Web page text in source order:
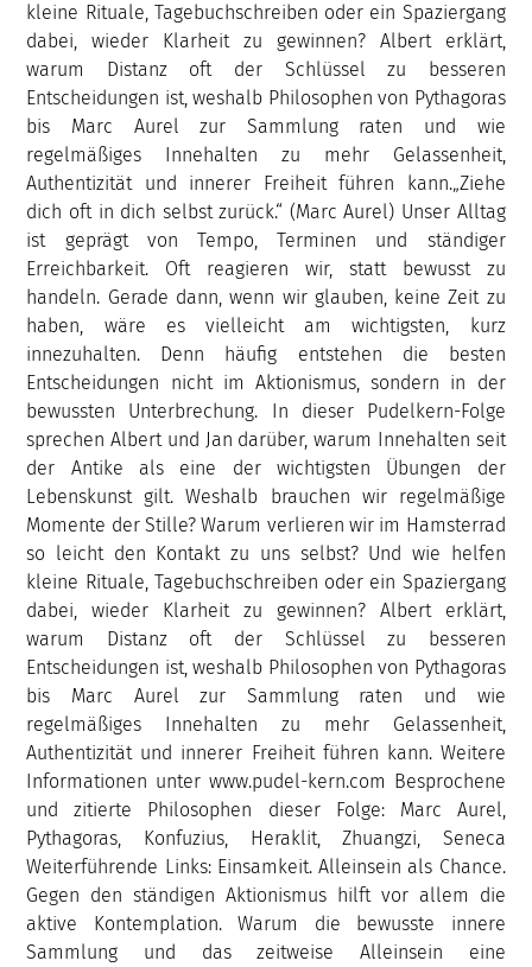
kleine Rituale, Tagebuchschreiben oder ein Spaziergang
dabei, wieder Klarheit zu gewinnen? Albert erklärt,
warum Distanz oft der Schlüssel zu besseren
Entscheidungen ist, weshalb Philosophen von Pythagoras
bis Marc Aurel zur Sammlung raten und wie
regelmäßiges Innehalten zu mehr Gelassenheit,
Authentizität und innerer Freiheit führen kann.„Ziehe
dich oft in dich selbst zurück.“ (Marc Aurel) Unser Alltag
ist geprägt von Tempo, Terminen und ständiger
Erreichbarkeit. Oft reagieren wir, statt bewusst zu
handeln. Gerade dann, wenn wir glauben, keine Zeit zu
haben, wäre es vielleicht am wichtigsten, kurz
innezuhalten. Denn häufig entstehen die besten
Entscheidungen nicht im Aktionismus, sondern in der
bewussten Unterbrechung. In dieser Pudelkern-Folge
sprechen Albert und Jan darüber, warum Innehalten seit
der Antike als eine der wichtigsten Übungen der
Lebenskunst gilt. Weshalb brauchen wir regelmäßige
Momente der Stille? Warum verlieren wir im Hamsterrad
so leicht den Kontakt zu uns selbst? Und wie helfen
kleine Rituale, Tagebuchschreiben oder ein Spaziergang
dabei, wieder Klarheit zu gewinnen? Albert erklärt,
warum Distanz oft der Schlüssel zu besseren
Entscheidungen ist, weshalb Philosophen von Pythagoras
bis Marc Aurel zur Sammlung raten und wie
regelmäßiges Innehalten zu mehr Gelassenheit,
Authentizität und innerer Freiheit führen kann. Weitere
Informationen unter www.pudel-kern.com Besprochene
und zitierte Philosophen dieser Folge: Marc Aurel,
Pythagoras, Konfuzius, Heraklit, Zhuangzi, Seneca
Weiterführende Links: Einsamkeit. Alleinsein als Chance.
Gegen den ständigen Aktionismus hilft vor allem die
aktive Kontemplation. Warum die bewusste innere
Sammlung und das zeitweise Alleinsein eine